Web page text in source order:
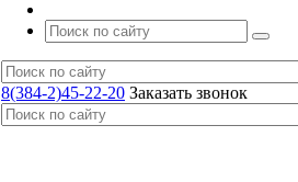
8(384-2)45-22-20 Заказать звонок